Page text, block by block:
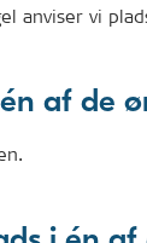
anviser vi
af de